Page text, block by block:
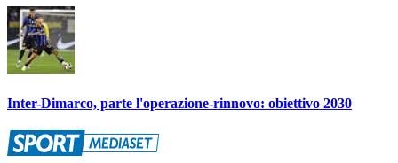
Inter-Dimarco, parte l'operazione-rinnovo: obiettivo 2030